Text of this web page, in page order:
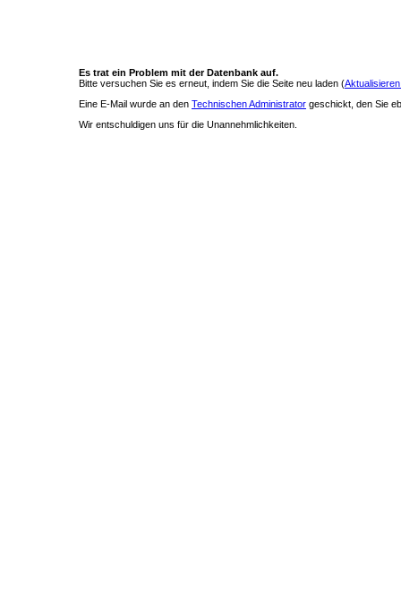
Es trat ein Problem mit der Datenbank auf.
Bitte versuchen Sie es erneut, indem Sie die Seite neu laden (
Eine E-Mail wurde an den Technischen Administrator geschickt, den Sie
Wir entschuldigen uns für die Unannehmlichkeiten.